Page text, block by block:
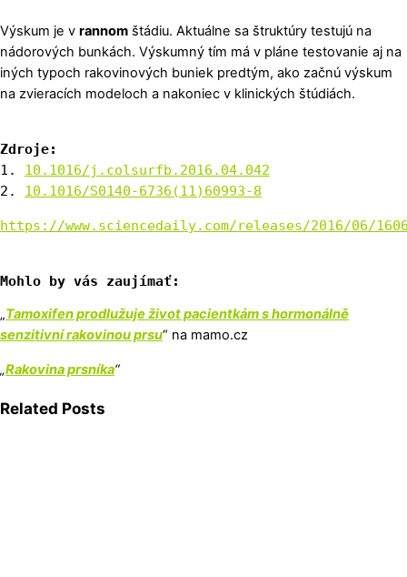
Výskum je v rannom štádiu. Aktuálne sa štruktúry testujú na
nádorových bunkách. Výskumný tím má v pláne testovanie aj na
iných typoch rakovinových buniek predtým, ako začnú výskum
na zvieracích modeloch a nakoniec v klinických štúdiách.
1.
2. 10.1016/S0140-6736(11)60993-8
https://www.sciencedaily.com/releases/2016/06/
Mohlo by vás zaujímať:
„Tamoxifen prodlužuje život pacientkám s hormonálně
senzitivní rakovinou prsu“ na mamo.cz
„Rakovina prsníka“
Related Posts